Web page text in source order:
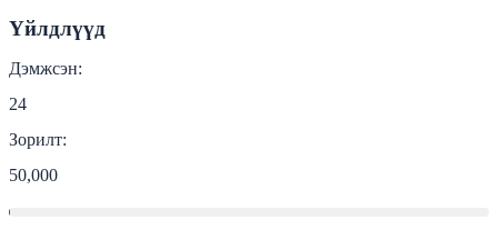
Үйлдлүүд
Дэмжсэн:
24
Зорилт:
50,000